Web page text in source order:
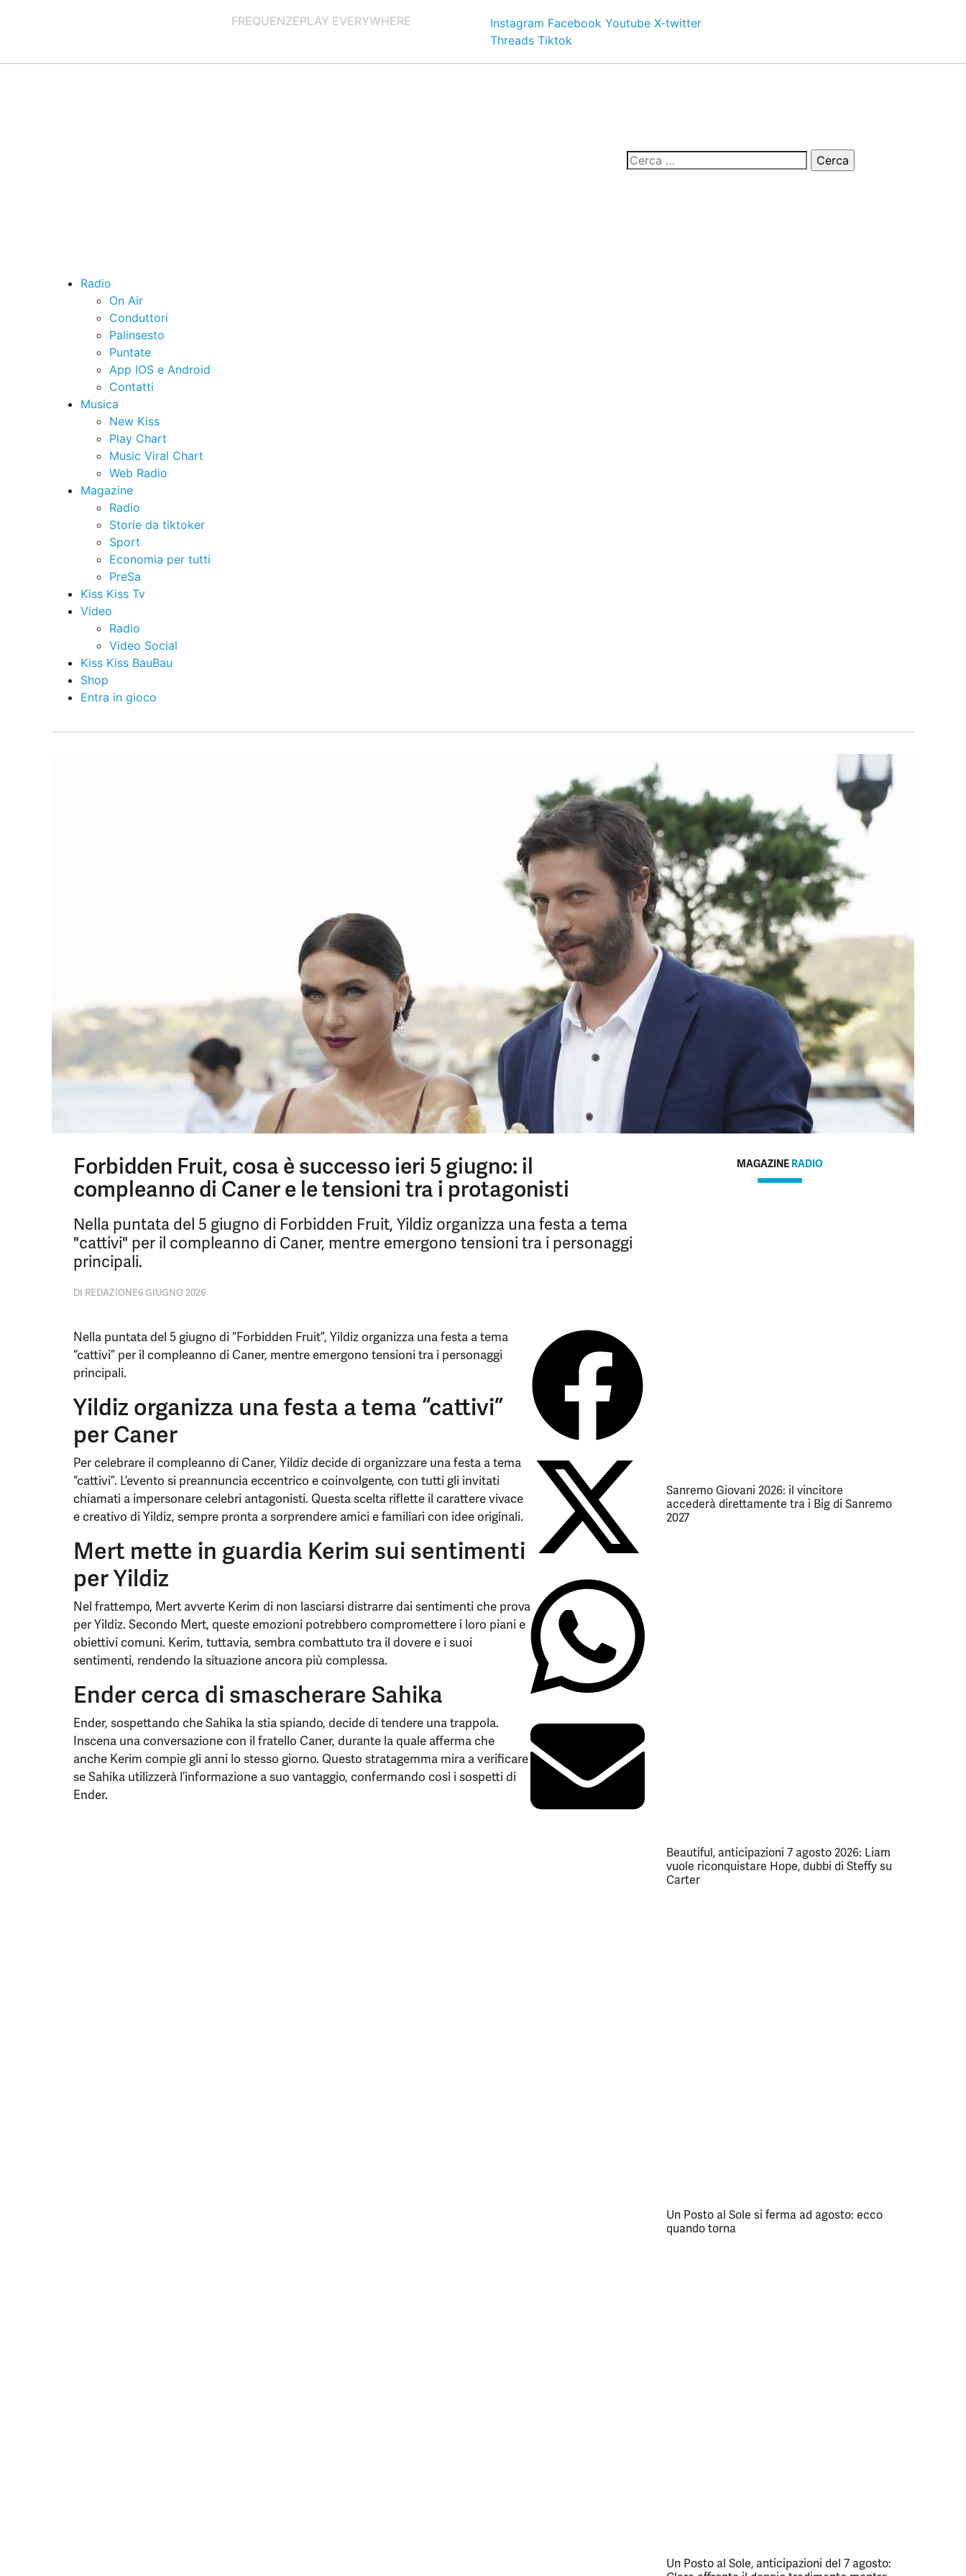
FREQUENZEPLAY EVERYWHERE Instagram Facebook Youtube X-twitter
Threads Tiktok
Radio
On Air
Conduttori
Palinsesto
Puntate
App IOS e Android
Contatti
Musica
New Kiss
Play Chart
Music Viral Chart
Web Radio
Magazine
Radio
Storie da tiktoker
Sport
Economia per tutti
PreSa
Kiss Kiss Tv
Video
Radio
Video Social
Kiss Kiss BauBau
Shop
Entra in gioco
Forbidden Fruit, cosa è successo ieri 5 giugno: il
compleanno di Caner e le tensioni tra i protagonisti
Nella puntata del 5 giugno di Forbidden Fruit, Yildiz organizza una festa a tema
"cattivi" per il compleanno di Caner, mentre emergono tensioni tra i personaggi
principali.
DI REDAZIONE6 GIUGNO 2026
Nella puntata del 5 giugno di “Forbidden Fruit”, Yildiz organizza una festa a tema
“cattivi” per il compleanno di Caner, mentre emergono tensioni tra i personaggi
principali.
Yildiz organizza una festa a tema “cattivi”
per Caner
Per celebrare il compleanno di Caner, Yildiz decide di organizzare una festa a tema
“cattivi”. L’evento si preannuncia eccentrico e coinvolgente, con tutti gli invitati
chiamati a impersonare celebri antagonisti. Questa scelta riflette il carattere vivace
e creativo di Yildiz, sempre pronta a sorprendere amici e familiari con idee originali.
Mert mette in guardia Kerim sui sentimenti
per Yildiz
Nel frattempo, Mert avverte Kerim di non lasciarsi distrarre dai sentimenti che prova
per Yildiz. Secondo Mert, queste emozioni potrebbero compromettere i loro piani e
obiettivi comuni. Kerim, tuttavia, sembra combattuto tra il dovere e i suoi
sentimenti, rendendo la situazione ancora più complessa.
Ender cerca di smascherare Sahika
Ender, sospettando che Sahika la stia spiando, decide di tendere una trappola.
Inscena una conversazione con il fratello Caner, durante la quale afferma che
anche Kerim compie gli anni lo stesso giorno. Questo stratagemma mira a verificare
se Sahika utilizzerà l’informazione a suo vantaggio, confermando così i sospetti di
Ender.
MAGAZINE RADIO
Sanremo Giovani 2026: il vincitore
accederà direttamente tra i Big di Sanremo
2027
Beautiful, anticipazioni 7 agosto 2026: Liam
vuole riconquistare Hope, dubbi di Steffy su
Carter
Un Posto al Sole si ferma ad agosto: ecco
quando torna
Un Posto al Sole, anticipazioni del 7 agosto: